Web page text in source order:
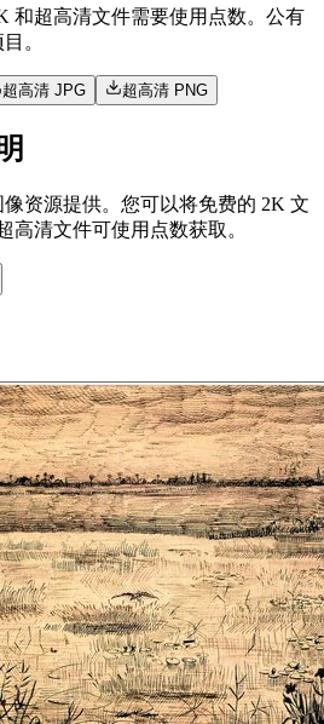
和超高清文件需要使用点数。公有
。
超高清 JPG 超高清 PNG
资源提供。您可以将免费的 2K 文
高清文件可使用点数获取。